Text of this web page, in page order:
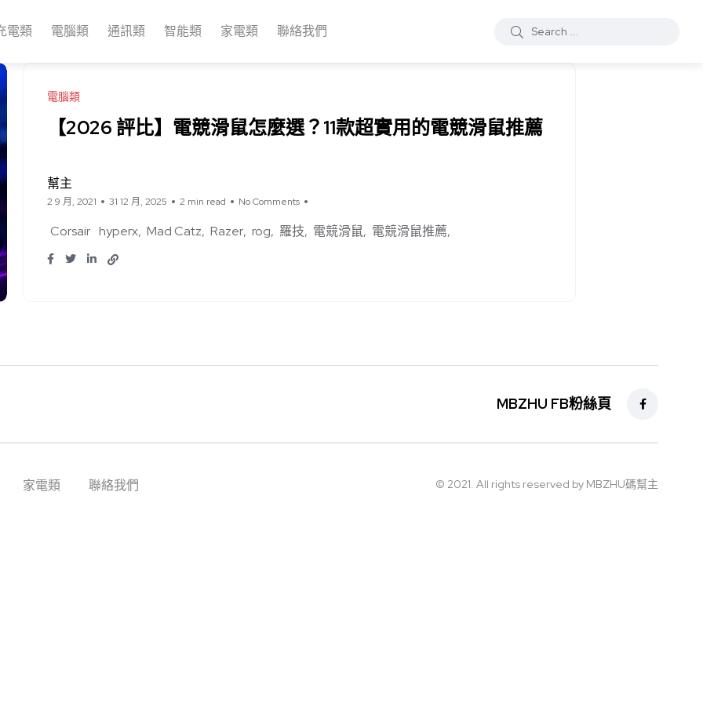
電類 電腦類 通訊類 智能類 家電類 聯絡我們
電腦類
【2026 評比】電競滑鼠怎麼選？11款超實用的電競滑鼠推薦
幫主
2 9 月, 2021 31 12 月, 2025 2 min read No Comments
Corsair hyperx Mad Catz Razer rog 羅技 電競滑鼠 電競滑鼠推薦
MBZHU FB粉絲頁
家電類 聯絡我們 © 2021. All rights reserved by MBZHU碼幫主